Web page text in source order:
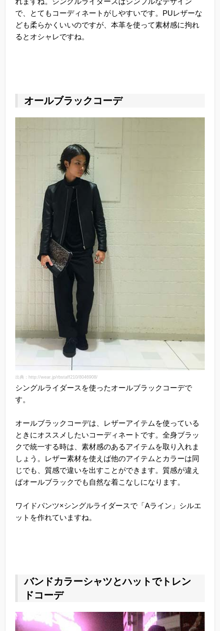
で、とてもコーディネートがしやすいです。PUレザーな
ども柔らかくいいのですが、本革を使って素材感に拘れ
るとオシャレですね。
オールブラックコーデ
出典：http://wear.jp/rbstaff210/8046908/
シングルライダースを使ったオールブラックコーデで
す。
オールブラックコーデは、レザーアイテムを使っている
ときにオススメしたいコーディネートです。全身ブラッ
クで統一する時は、素材感のあるアイテムを取り入れま
しょう。レザー素材を使えば他のアイテムとカラーは同
じでも、質感で違いを出すことができます。質感が違え
ばオールブラックでも自然な着こなしになります。
ワイドパンツ×シングルライダースで「Aライン」シルエ
ットを作れていますね。
バンドカラーシャツとハットでトレン
ドコーデ